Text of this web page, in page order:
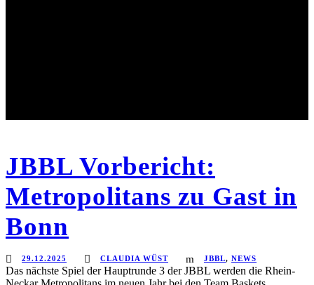
JBBL Vorbericht:
Metropolitans zu Gast in
Bonn
29.12.2025 CLAUDIA WÜST JBBL, NEWS
Das nächste Spiel der Hauptrunde 3 der JBBL werden die Rhein-